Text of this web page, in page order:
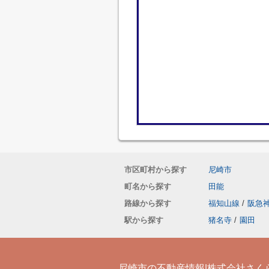
市区町村から探す
尼崎市
町名から探す
田能
路線から探す
福知山線 / 阪急
駅から探す
猪名寺 / 園田